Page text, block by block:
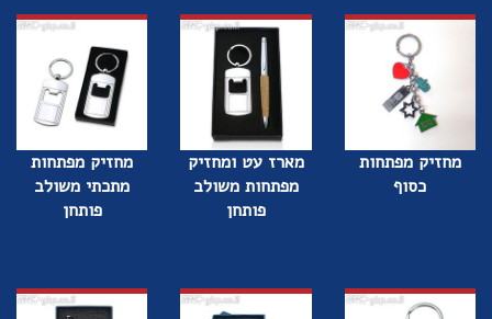
מחזיק מפתחות
כסוף
מארז עט ומחזיק
מפתחות משולב
פותחן
מחזיק מפתחות
מתכתי משולב
פותחן